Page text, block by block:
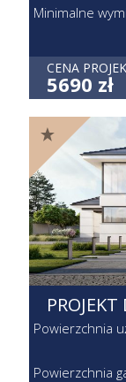
Minimalne
CENA
5690 zł
Powierzchnia
Powierzchnia